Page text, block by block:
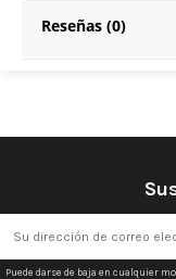
Reseñas (0)
Puede darse de baja en cualquier